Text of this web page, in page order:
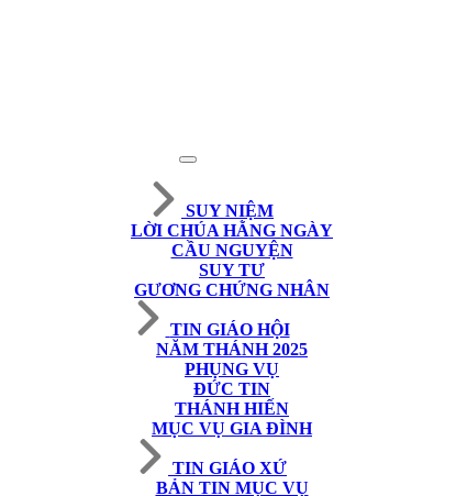
SUY NIỆM
LỜI CHÚA HẰNG NGÀY
CẦU NGUYỆN
SUY TƯ
GƯƠNG CHỨNG NHÂN
TIN GIÁO HỘI
NĂM THÁNH 2025
PHỤNG VỤ
ĐỨC TIN
THÁNH HIẾN
MỤC VỤ GIA ĐÌNH
TIN GIÁO XỨ
BẢN TIN MỤC VỤ